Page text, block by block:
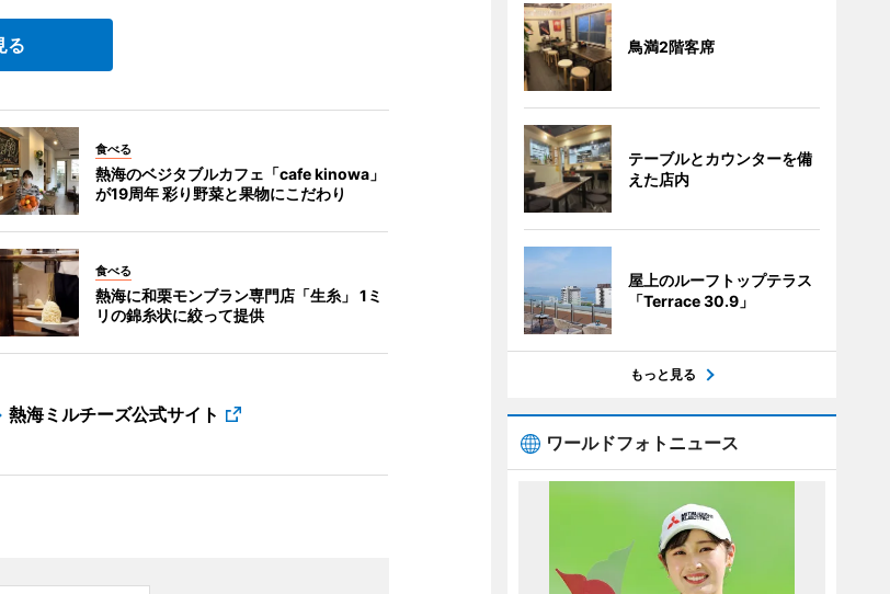
る
食べる
熱海のベジタブルカフェ「cafe kinowa」
が19周年 彩り野菜と果物にこだわり
食べる
熱海に和栗モンブラン専門店「生糸」 1ミ
リの錦糸状に絞って提供
熱海ミルチーズ公式サイト
鳥満2階客席
テーブルとカウンターを備
えた店内
屋上のルーフトップテラス
「Terrace 30.9」
もっと見る
ワールドフォトニュース